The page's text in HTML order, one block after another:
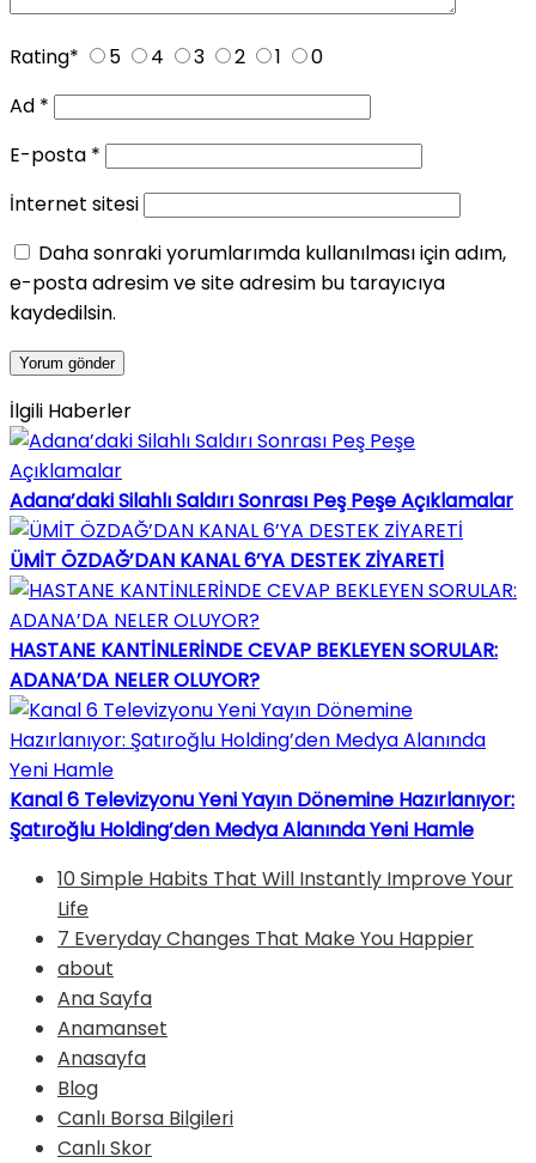
Rating* 5 4 3 2 1
0
Ad *
E-posta *
İnternet sitesi
Daha sonraki yorumlarımda kullanılması için adım,
e-posta adresim ve site adresim bu tarayıcıya
kaydedilsin.
İlgili Haberler
Adana’daki Silahlı Saldırı Sonrası Peş Peşe Açıklamalar
ÜMİT ÖZDAĞ’DAN KANAL 6’YA DESTEK ZİYARETİ
HASTANE KANTİNLERİNDE CEVAP BEKLEYEN SORULAR:
ADANA’DA NELER OLUYOR?
Kanal 6 Televizyonu Yeni Yayın Dönemine Hazırlanıyor:
Şatıroğlu Holding’den Medya Alanında Yeni Hamle
10 Simple Habits That Will Instantly Improve Your
Life
7 Everyday Changes That Make You Happier
about
Ana Sayfa
Anamanset
Anasayfa
Blog
Canlı Borsa Bilgileri
Canlı Skor